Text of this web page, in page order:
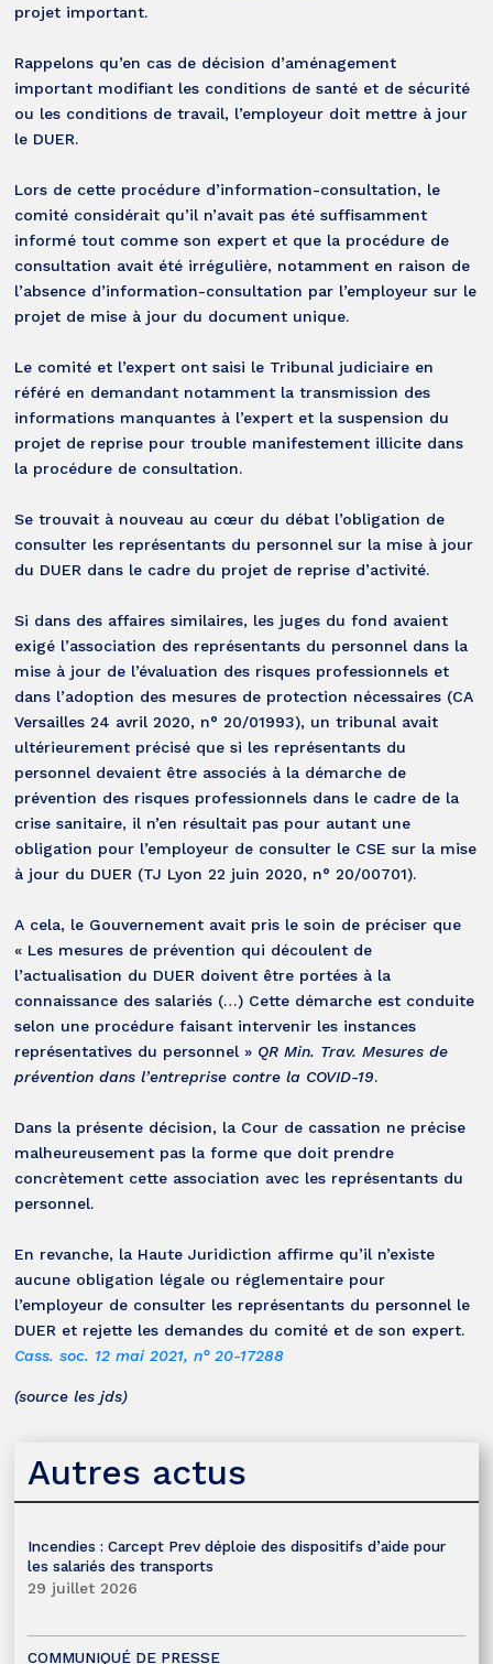
projet important.
Rappelons qu’en cas de décision d’aménagement
important modifiant les conditions de santé et de sécurité
ou les conditions de travail, l’employeur doit mettre à jour
le DUER.
Lors de cette procédure d’information-consultation, le
comité considérait qu’il n’avait pas été suffisamment
informé tout comme son expert et que la procédure de
consultation avait été irrégulière, notamment en raison de
l’absence d’information-consultation par l’employeur sur le
projet de mise à jour du document unique.
Le comité et l’expert ont saisi le Tribunal judiciaire en
référé en demandant notamment la transmission des
informations manquantes à l’expert et la suspension du
projet de reprise pour trouble manifestement illicite dans
la procédure de consultation.
Se trouvait à nouveau au cœur du débat l’obligation de
consulter les représentants du personnel sur la mise à jour
du DUER dans le cadre du projet de reprise d’activité.
Si dans des affaires similaires, les juges du fond avaient
exigé l’association des représentants du personnel dans la
mise à jour de l’évaluation des risques professionnels et
dans l’adoption des mesures de protection nécessaires (CA
Versailles 24 avril 2020, n° 20/01993), un tribunal avait
ultérieurement précisé que si les représentants du
personnel devaient être associés à la démarche de
prévention des risques professionnels dans le cadre de la
crise sanitaire, il n’en résultait pas pour autant une
obligation pour l’employeur de consulter le CSE sur la mise
à jour du DUER (TJ Lyon 22 juin 2020, n° 20/00701).
A cela, le Gouvernement avait pris le soin de préciser que
« Les mesures de prévention qui découlent de
l’actualisation du DUER doivent être portées à la
connaissance des salariés (…) Cette démarche est conduite
selon une procédure faisant intervenir les instances
représentatives du personnel » QR Min. Trav. Mesures de
prévention dans l’entreprise contre la COVID-19.
Dans la présente décision, la Cour de cassation ne précise
malheureusement pas la forme que doit prendre
concrètement cette association avec les représentants du
personnel.
En revanche, la Haute Juridiction affirme qu’il n’existe
aucune obligation légale ou réglementaire pour
l’employeur de consulter les représentants du personnel le
DUER et rejette les demandes du comité et de son expert.
Cass. soc. 12 mai 2021, n° 20-17288
(source les jds)
Autres actus
Incendies : Carcept Prev déploie des dispositifs d’aide pour
les salariés des transports
29 juillet 2026
COMMUNIQUÉ DE PRESSE